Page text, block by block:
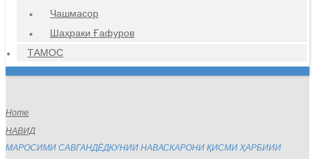
Чашмасор
Шаҳраки Ғафуров
ТАМОС
Home
НАВИД
МАРОСИМИ САВГАНДЁДКУНИИ НАВАСКАРОНИ ҚИСМИ ҲАРБИИИ